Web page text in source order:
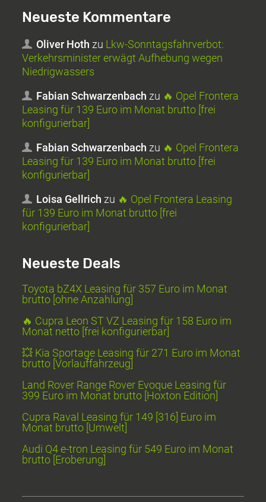
Neueste Kommentare
Oliver Hoth zu Lkw-Sonntagsfahrverbot:
Verkehrsminister erwägt Aufhebung wegen
Niedrigwassers
Fabian Schwarzenbach zu 🔥 Opel Frontera
Leasing für 139 Euro im Monat brutto [frei
konfigurierbar]
Fabian Schwarzenbach zu 🔥 Opel Frontera
Leasing für 139 Euro im Monat brutto [frei
konfigurierbar]
Loisa Gellrich zu 🔥 Opel Frontera Leasing
für 139 Euro im Monat brutto [frei
konfigurierbar]
Neueste Deals
Toyota bZ4X Leasing für 357 Euro im Monat
brutto [ohne Anzahlung]
🔥 Cupra Leon ST VZ Leasing für 158 Euro im
Monat netto [frei konfigurierbar]
💥 Kia Sportage Leasing für 271 Euro im Monat
brutto [Vorlauffahrzeug]
Land Rover Range Rover Evoque Leasing für
399 Euro im Monat brutto [Hoxton Edition]
Cupra Raval Leasing für 149 [316] Euro im
Monat brutto [Umwelt]
Audi Q4 e-tron Leasing für 549 Euro im Monat
brutto [Eroberung]